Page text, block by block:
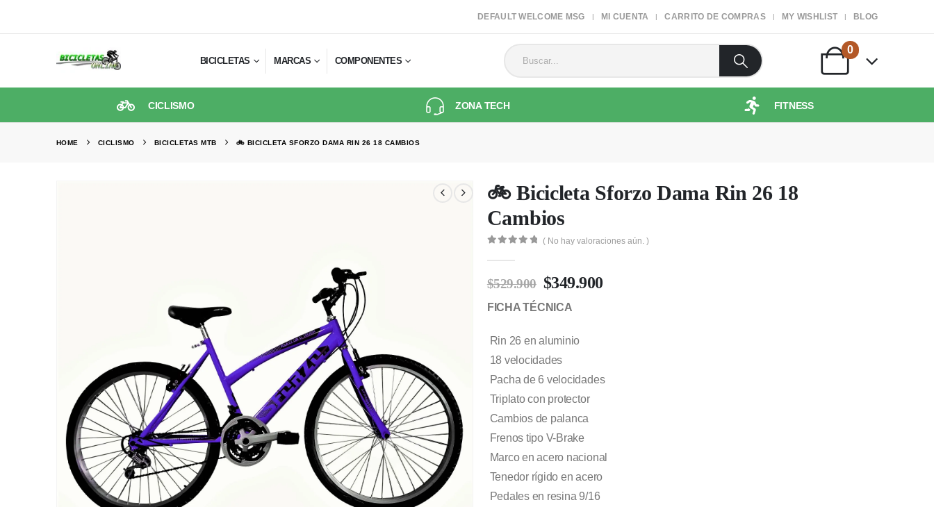
DEFAULT WELCOME MSG MI CUENTA CARRITO DE COMPRAS MY WISHLIST BLOG
BICICLETAS MARCAS COMPONENTES
0
CICLISMO ZONA TECH FITNESS
HOME CICLISMO BICICLETAS MTB 🚲 BICICLETA SFORZO DAMA RIN 26 18 CAMBIOS
🚲 Bicicleta Sforzo Dama Rin 26 18
Cambios
( No hay valoraciones aún. )
$529.900 $349.900
FICHA TÉCNICA
Rin 26 en aluminio
18 velocidades
Pacha de 6 velocidades
Triplato con protector
Cambios de palanca
Frenos tipo V-Brake
Marco en acero nacional
Tenedor rígido en acero
Pedales en resina 9/16